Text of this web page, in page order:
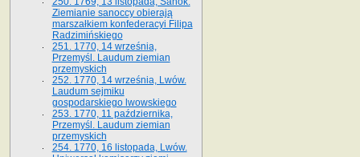
Ziemianie sanoccy obierają
marszałkiem konfederacyi Filipa
Radzimińskiego
251. 1770, 14 września,
Przemyśl. Laudum ziemian
przemyskich
252. 1770, 14 września, Lwów.
Laudum sejmiku
gospodarskiego lwowskiego
253. 1770, 11 października,
Przemyśl. Laudum ziemian
przemyskich
254. 1770, 16 listopada, Lwów.